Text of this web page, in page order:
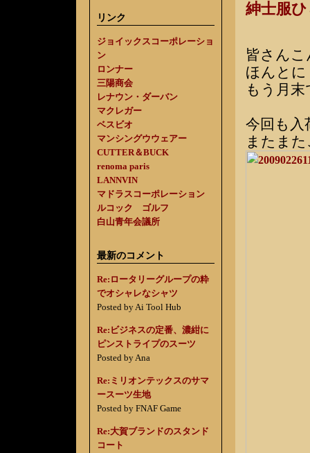
リンク
ジョイックスコーポレーショ
ン
ロンナー
三陽商会
レナウン・ダーバン
マクレガー
ベスビオ
マンシングウウェアー
CUTTER＆BUCK
renoma paris
LANNVIN
マドラスコーポレーション
ルコック ゴルフ
白山青年会議所
最新のコメント
Re:ロータリーグループの粋
でオシャレなシャツ
Posted by Ai Tool Hub
Re:ビジネスの定番、濃紺に
ピンストライプのスーツ
Posted by Ana
Re:ミリオンテックスのサマ
ースーツ生地
Posted by FNAF Game
Re:大賀ブランドのスタンド
コート
紳士服
皆さん
ほんと
もう月
今回も入
またま